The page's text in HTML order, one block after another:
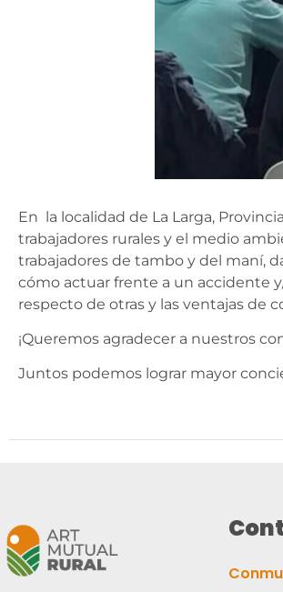
En la localidad de La Larga,
trabajadores rurales y el medio
trabajadores de tambo y del maní,
cómo actuar frente a un accidente
respecto de otras y las ventajas de
¡Queremos agradecer a nuestros
Juntos podemos lograr mayor